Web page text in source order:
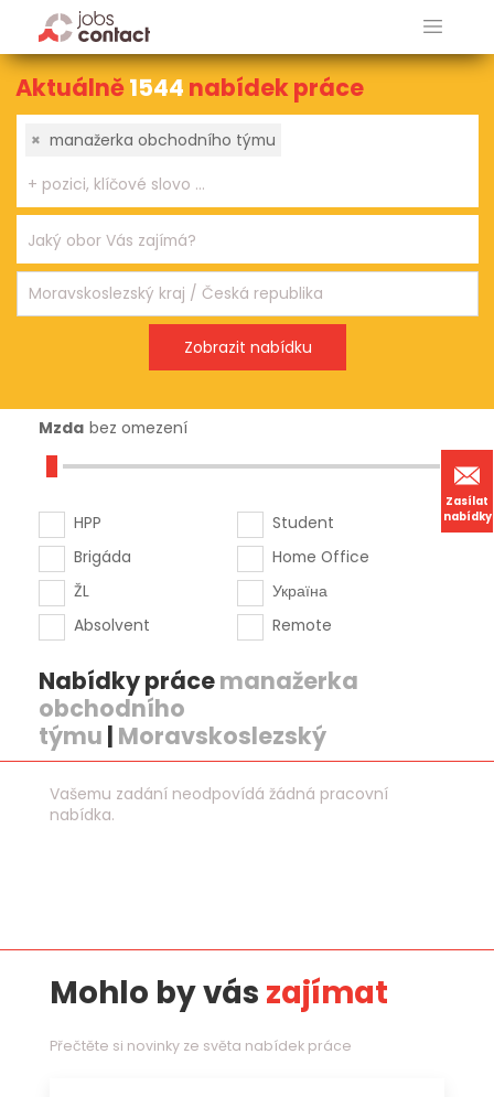
Zasílat
nabídky
Aktuálně1544 nabídek práce
× manažerka obchodního týmu
Mzda bez omezení
HPP
Brigáda
ŽL
Absolvent
Student
Home Office
Україна
Remote
Nabídky prácemanažerka
obchodního
týmu | Moravskoslezský
Vašemu zadání neodpovídá žádná pracovní
nabídka.
Mohlo by vás zajímat
Přečtěte si novinky ze světa nabídek práce